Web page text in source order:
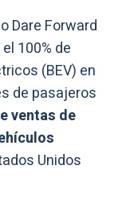
Dare Forward
100% de
(BEV) en
de pasajeros
ventas de
Unidos